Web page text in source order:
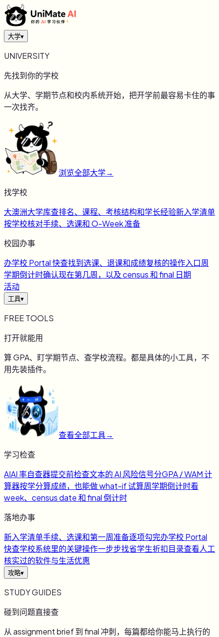
大学▾
UNIVERSITY
先找到你的学校
从大学、学期节点和校内系统开始，把开学前最容易卡住的事
一次找齐。
浏览全部大学→
找学校
大澳洲大学库查排名、课程、考核结构和学长经验新入学清单
按学校核对手续、选课和 O-Week 准备
校园办事
办学校 Portal 快查找到选课、退课和成绩复核的操作入口周
学期倒计时确认现在第几周，以及 census 和 final 日期
活动
工具▾
FREE TOOLS
打开就能用
算 GPA、盯学期节点、查学校流程。都是具体的小工具，不
用先装插件。
查看全部工具→
学习检查
AIAI 率自查器提交前检查文本的 AI 风险信号分GPA / WAM 计
算器按学分算成绩，也能做 what-if 试算周学期倒计时看
week、census date 和 final 倒计时
落地办事
新入学清单手续、选课和第一周准备逐项勾完办学校 Portal
快查学校系统里的关键操作一步步找省学生折扣目录查看人工
核实过的软件与生活优惠
攻略▾
STUDY GUIDES
碰到问题直接查
从 assignment brief 到 final 冲刺，每篇都给你能马上执行的